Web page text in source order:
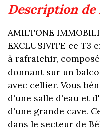
description
AMILTONE
EXCLUSIVITE ce T3
à rafraichir,
donnant sur un
avec cellier. Vous
d'une salle d'eau et
d'une grande cave.
dans le secteur de